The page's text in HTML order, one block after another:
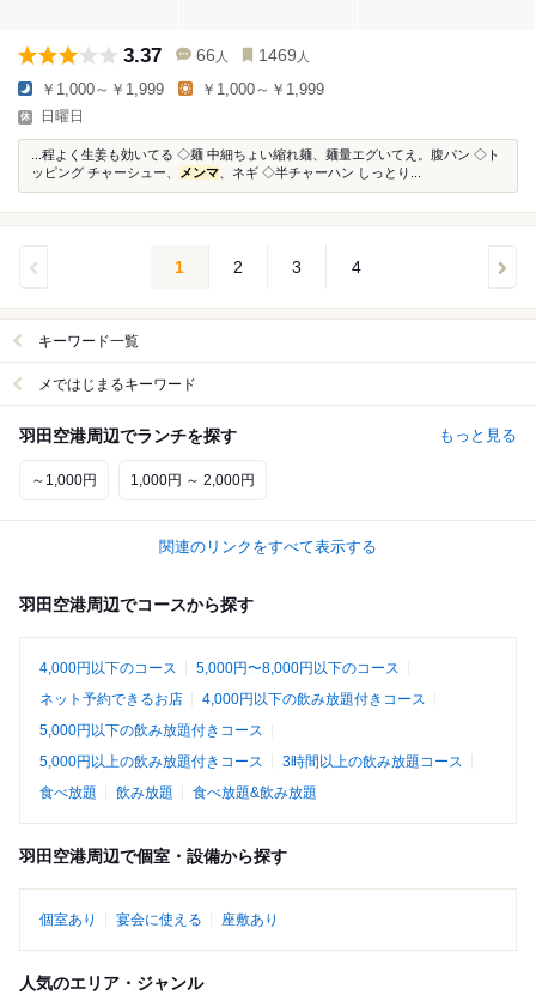
3.37 66 人 1469 人
￥1,000～￥1,999 ￥1,000～￥1,999
日曜日
...程よく生姜も効いてる ◇麺 中細ちょい縮れ麺、麺量エグいてえ。腹パン ◇ト
ッピング チャーシュー、
メンマ 、ネギ ◇半チャーハン しっとり...
1 2 3 4
キーワード一覧
メではじまるキーワード
羽田空港周辺でランチを探す もっと見る
～1,000円 1,000円 ～ 2,000円
関連のリンクをすべて表示する
羽田空港周辺でコースから探す
4,000円以下のコース
5,000円〜8,000円以下のコース
ネット予約できるお店
4,000円以下の飲み放題付きコース
5,000円以下の飲み放題付きコース
5,000円以上の飲み放題付きコース
3時間以上の飲み放題コース
食べ放題
飲み放題 食べ放題&飲み放題
羽田空港周辺で個室・設備から探す
個室あり 宴会に使える 座敷あり
人気のエリア・ジャンル